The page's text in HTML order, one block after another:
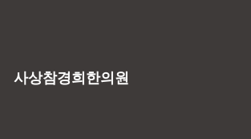
사상참경희한의원